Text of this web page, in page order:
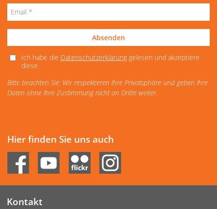
Absenden
Ich habe die Datenschutzerklärunggelesen und akzeptiere
diese.
Bitte beachten Sie: Wir respektieren Ihre Privatsphäre und geben Ihre
Daten ohne Ihre Zustimmung nicht an Dritte weiter.
Hier finden Sie uns auch
Kontakt